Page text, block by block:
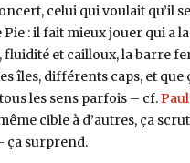
celui qui voulait qu’il
: il fait mieux jouer qui a
fluidité et cailloux, la barre
îles, différents caps, et que
les sens parfois – cf.
cible à d’autres, ça
ça surprend.